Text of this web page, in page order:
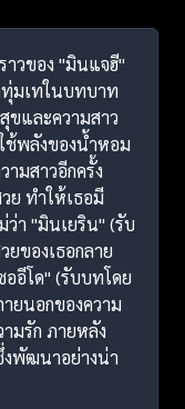
าวของ "มินแจฮี"
ทุ่มเทในบทบาท
ขและความสาว
ช้พลังของน้ำหอม
มสาวอีกครั้ง
ย ทำให้เธอมี
า "มินเยริน" (รับ
ยของเธอกลาย
ออีโด" (รับบทโดย
ยนอกของความ
มรัก ภายหลัง
งพัฒนาอย่างน่า